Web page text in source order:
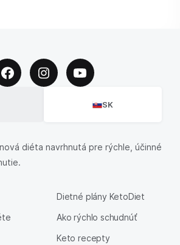
SK
diéta navrhnutá pre rýchle, účinné
Dietné plány KetoDiet
Ako rýchlo schudnúť
Keto recepty